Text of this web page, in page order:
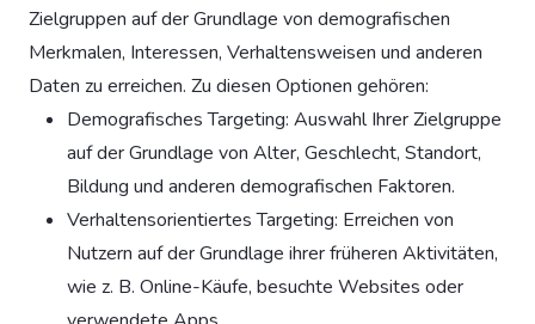
Zielgruppen auf der Grundlage von demografischen
Merkmalen, Interessen, Verhaltensweisen und anderen
Daten zu erreichen. Zu diesen Optionen gehören:
Demografisches Targeting: Auswahl Ihrer Zielgruppe
auf der Grundlage von Alter, Geschlecht, Standort,
Bildung und anderen demografischen Faktoren.
Verhaltensorientiertes Targeting: Erreichen von
Nutzern auf der Grundlage ihrer früheren Aktivitäten,
wie z. B. Online-Käufe, besuchte Websites oder